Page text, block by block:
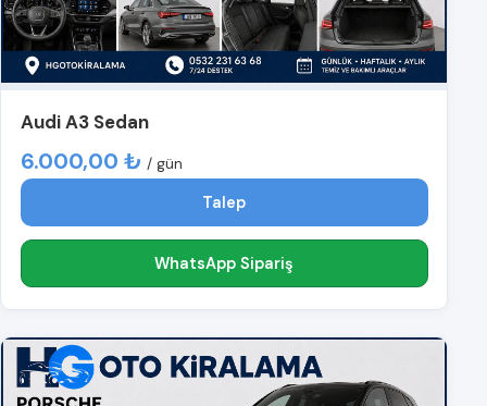
Audi A3 Sedan
6.000,00 ₺ / gün
Talep
WhatsApp Sipariş